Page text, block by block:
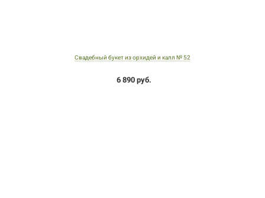
Свадебный букет из орхидей и калл № 52
6 890 руб.